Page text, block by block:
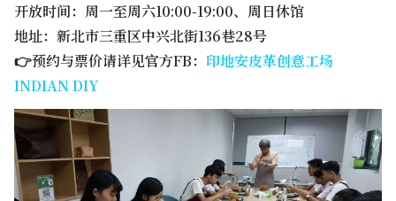
开放时间：周一至周六10:00-19:00、周日休馆
地址：新北市三重区中兴北街136巷28号
👉预约与票价请详见官方FB： 印地安皮革创意工场
INDIAN DIY